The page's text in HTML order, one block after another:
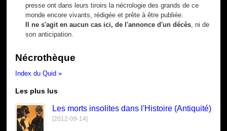
presse ont dans leurs tiroirs la nécrologie des grands de ce
monde encore vivants, rédigée et prête à être publiée.
Il ne s'agit en aucun cas ici, de l'annonce d'un décès , ni de
son anticipation.
Nécrothèque
Index du Quid »
Les plus lus
Les morts insolites dans l'Histoire (Antiquité)
[2012-09-14]